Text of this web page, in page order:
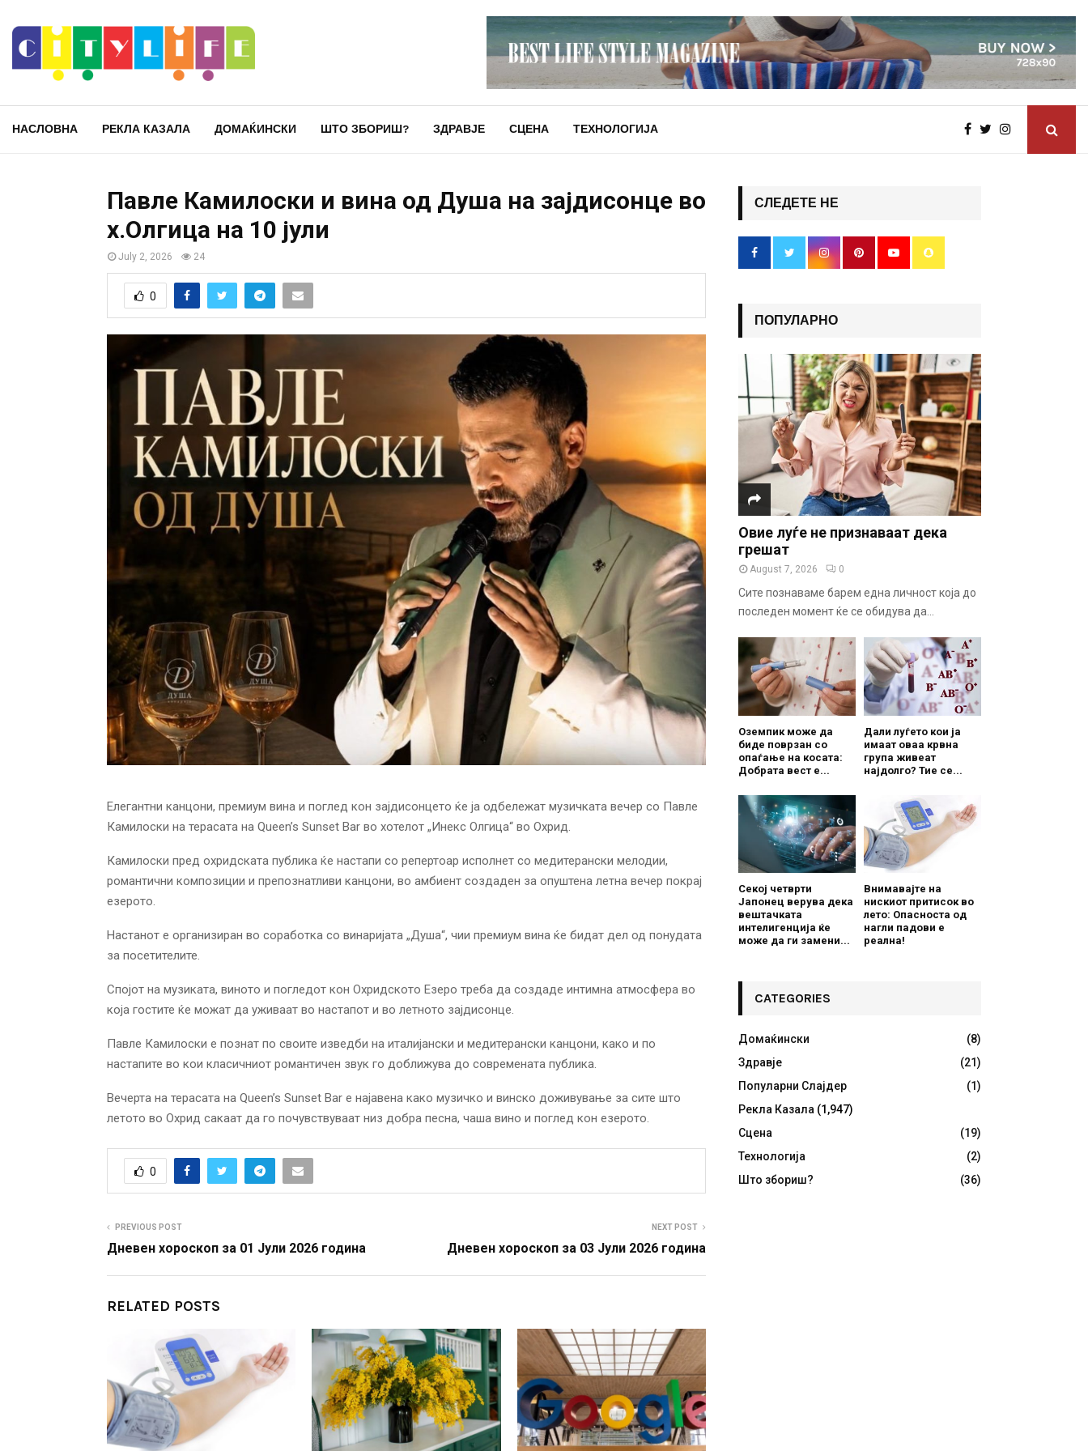
НАСЛОВНА РЕКЛА КАЗАЛА ДОМАЌИНСКИ ШТО ЗБОРИШ? ЗДРАВЈЕ СЦЕНА ТЕХНОЛОГИЈА
Павле Камилоски и вина од Душа на зајдисонце во
х.Олгица на 10 јули
July 2, 2026 24
0
Елегантни канцони, премиум вина и поглед кон зајдисонцето ќе ја одбележат музичката вечер со Павле
Камилоски на терасата на Queen’s Sunset Bar во хотелот „Инекс Олгица“ во Охрид.
Камилоски пред охридската публика ќе настапи со репертоар исполнет со медитерански мелодии,
романтични композиции и препознатливи канцони, во амбиент создаден за опуштена летна вечер покрај
езерото.
Настанот е организиран во соработка со винаријата „Душа“, чии премиум вина ќе бидат дел од понудата
за посетителите.
Спојот на музиката, виното и погледот кон Охридското Езеро треба да создаде интимна атмосфера во
која гостите ќе можат да уживаат во настапот и во летното зајдисонце.
Павле Камилоски е познат по своите изведби на италијански и медитерански канцони, како и по
настапите во кои класичниот романтичен звук го доближува до современата публика.
Вечерта на терасата на Queen’s Sunset Bar е најавена како музичко и винско доживување за сите што
летото во Охрид сакаат да го почувствуваат низ добра песна, чаша вино и поглед кон езерото.
0
PREVIOUS POST
Дневен хороскоп за 01 Јули 2026 година
NEXT POST
Дневен хороскоп за 03 Јули 2026 година
RELATED POSTS
СЛЕДЕТЕ НЕ
ПОПУЛАРНО
Овие луѓе не признаваат дека
грешат
August 7, 2026 0
Сите познаваме барем една личност која до
последен момент ќе се обидува да...
Оземпик може да
биде поврзан со
опаѓање на косата:
Добрата вест е...
Дали луѓето кои ја
имаат оваа крвна
група живеат
најдолго? Тие се...
Секој четврти
Јапонец верува дека
вештачката
интелигенција ќе
може да ги замени...
Внимавајте на
нискиот притисок во
лето: Опасноста од
нагли падови е
реална!
CATEGORIES
Домаќински
(8)
Здравје
(21)
Популарни Слајдер
(1)
Рекла Казала (1,947)
Сцена
(19)
Технологија
(2)
Што збориш?
(36)